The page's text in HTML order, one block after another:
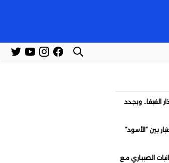
الفيفا.. ويجدد
بين “الأسود”
الصيباري مع